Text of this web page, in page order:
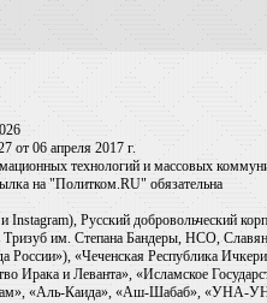
от 06 апреля 2017 г.
технологий и массовых
на "Политком.RU" обязательна
Русский добровольческий
им. Степана Бандеры, НСО,
«Чеченская Республика
Ирака и Леванта», «Исламское
«Аль-Каида», «Аш-Шабаб», «УНА-